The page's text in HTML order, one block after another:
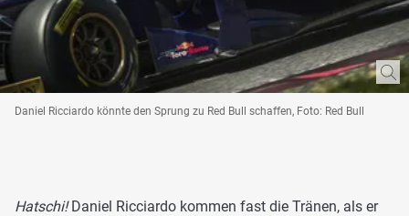
Daniel Ricciardo könnte den Sprung zu Red Bull schaffen, Foto: Red Bull
Hatschi!Daniel Ricciardo kommen fast die Tränen, als er